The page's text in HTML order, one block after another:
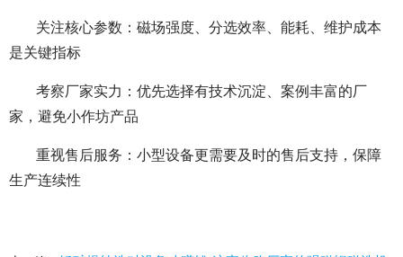
关注核心参数：磁场强度、分选效率、能耗、维护成本
是关键指标
考察厂家实力：优先选择有技术沉淀、案例丰富的厂
家，避免小作坊产品
重视售后服务：小型设备更需要及时的售后支持，保障
生产连续性